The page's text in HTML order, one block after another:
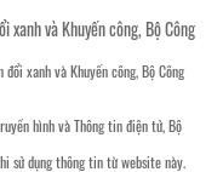
xanh và Khuyến công, Bộ Công
xanh và Khuyến công, Bộ Công
hình và Thông tin điện tử, Bộ
sử dụng thông tin từ website này.